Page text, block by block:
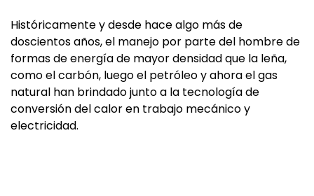
Históricamente y desde hace algo más de
doscientos años, el manejo por parte del hombre de
formas de energía de mayor densidad que la leña,
como el carbón, luego el petróleo y ahora el gas
natural han brindado junto a la tecnología de
conversión del calor en trabajo mecánico y
electricidad.